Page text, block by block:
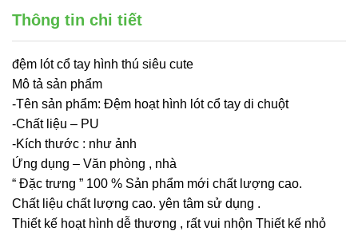
Thông tin chi tiết
đệm lót cổ tay hình thú siêu cute
Mô tả sản phẩm
-Tên sản phẩm: Đệm hoạt hình lót cổ tay di chuột
-Chất liệu – PU
-Kích thước : như ảnh
Ứng dụng – Văn phòng , nhà
“ Đặc trưng ” 100 % Sản phẩm mới chất lượng cao.
Chất liệu chất lượng cao. yên tâm sử dụng .
Thiết kế hoạt hình dễ thương , rất vui nhộn Thiết kế nhỏ